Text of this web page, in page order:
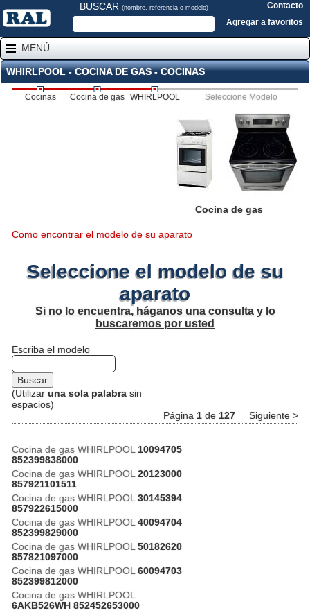
BUSCAR (nombre, referencia o modelo)
Contacto
Agregar a favoritos
MENÚ
WHIRLPOOL - COCINA DE GAS - COCINAS
Cocinas Cocina de gas WHIRLPOOL Seleccione Modelo
Cocina de gas
Como encontrar el modelo de su aparato
Seleccione el modelo de su
aparato
Si no lo encuentra, háganos una consulta y lo
buscaremos por usted
Escriba el modelo
(Utilizar una sola palabra sin
espacios)
Página 1 de 127 Siguiente >
Cocina de gas WHIRLPOOL 10094705
852399838000
Cocina de gas WHIRLPOOL 20123000
857921101511
Cocina de gas WHIRLPOOL 30145394
857922615000
Cocina de gas WHIRLPOOL 40094704
852399829000
Cocina de gas WHIRLPOOL 50182620
857821097000
Cocina de gas WHIRLPOOL 60094703
852399812000
Cocina de gas WHIRLPOOL
6AKB526WH 852452653000